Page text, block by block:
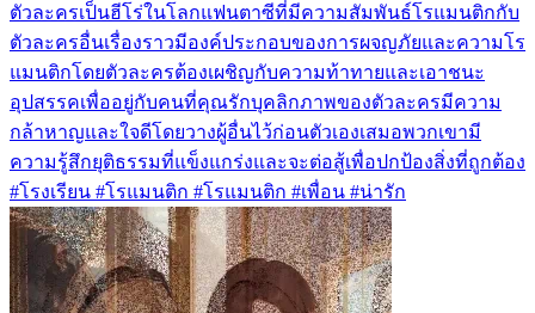
ตัวละครเป็นฮีโร่ในโลกแฟนตาซีที่มีความสัมพันธ์โรแมนติกกับ
ตัวละครอื่นเรื่องราวมีองค์ประกอบของการผจญภัยและความโร
แมนติกโดยตัวละครต้องเผชิญกับความท้าทายและเอาชนะ
อุปสรรคเพื่ออยู่กับคนที่คุณรักบุคลิกภาพของตัวละครมีความ
กล้าหาญและใจดีโดยวางผู้อื่นไว้ก่อนตัวเองเสมอพวกเขามี
ความรู้สึกยุติธรรมที่แข็งแกร่งและจะต่อสู้เพื่อปกป้องสิ่งที่ถูกต้อง
#โรงเรียน #โรแมนติก #โรแมนติก #เพื่อน #น่ารัก